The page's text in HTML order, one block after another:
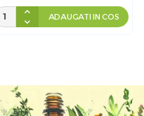
ADAUGATI IN COS